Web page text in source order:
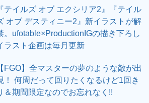
『テイルズ オブ エクシリア2』『テイル
オブ デスティニー2』新イラストが解
。ufotable×ProductionIGの描き下ろし
ラスト企画は毎月更新
【FGO】全マスターの夢のような敵が出
！ 何周だって回りたくなるけど1回き
＆期間限定なのでお忘れなく!!